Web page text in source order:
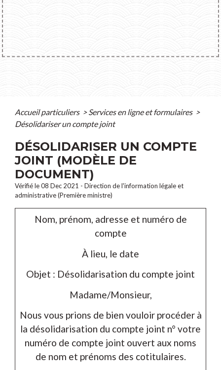
Accueil particuliers > Services en ligne et formulaires >
Désolidariser un compte joint
DÉSOLIDARISER UN COMPTE
JOINT (MODÈLE DE
DOCUMENT)
Vérifié le 08 Dec 2021 - Direction de l'information légale et
administrative (Première ministre)
Nom, prénom, adresse et numéro de
compte
À lieu, le date
Objet : Désolidarisation du compte joint
Madame/Monsieur,
Nous vous prions de bien vouloir procéder à
la désolidarisation du compte joint n° votre
numéro de compte joint ouvert aux noms
de nom et prénoms des cotitulaires.